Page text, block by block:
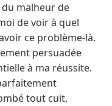
du malheur de
de voir à quel
ce problème-là.
persuadée
à ma réussite.
tout cuit,